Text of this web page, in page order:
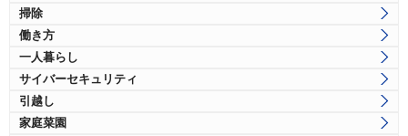
掃除
働き方
一人暮らし
サイバーセキュリティ
引越し
家庭菜園